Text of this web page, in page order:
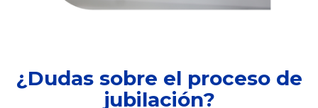
¿Dudas sobre el proceso de
jubilación?